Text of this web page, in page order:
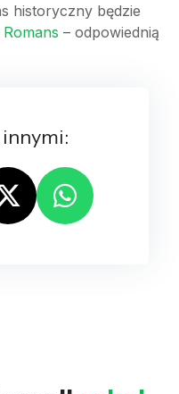
historyczny będzie
– odpowiednią
innymi: